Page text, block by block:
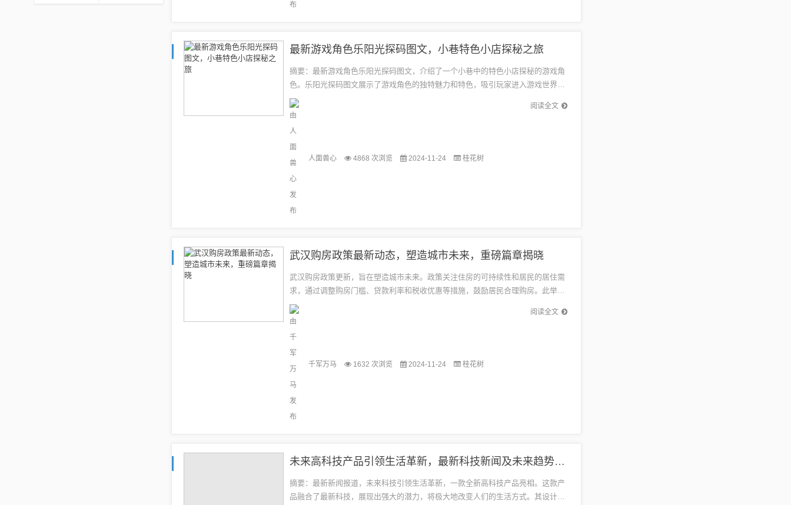
最新游戏角色乐阳光探码图文，小巷特色小店探秘之旅
摘要：最新游戏角色乐阳光探码图文，介绍了一个小巷中的特色小店探秘的游戏角
色。乐阳光探码图文展示了游戏角色的独特魅力和特色，吸引玩家进入游戏世界。
游戏角色乐阳光将带领玩家探索小巷中的神秘小店，体验不一样的游戏乐趣。本
文...
阅读全文
人面兽心 4868 次浏览 2024-11-24 桂花树
武汉购房政策最新动态，塑造城市未来，重磅篇章揭晓
武汉购房政策更新，旨在塑造城市未来。政策关注住房的可持续性和居民的居住需
求，通过调整购房门槛、贷款利率和税收优惠等措施，鼓励居民合理购房。此举有
助于稳定房地产市场，促进城市经济健康发展。最新政策为购房者提供了更多选
择...
阅读全文
千军万马 1632 次浏览 2024-11-24 桂花树
未来高科技产品引领生活革新，最新科技新闻及未来趋势解析
摘要：最新新闻报道，未来科技引领生活革新，一款全新高科技产品亮相。这款产
品融合了最新科技，展现出强大的潜力，将极大地改变人们的生活方式。其设计理